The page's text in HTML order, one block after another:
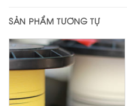
SẢN PHẨM TƯƠNG TỰ